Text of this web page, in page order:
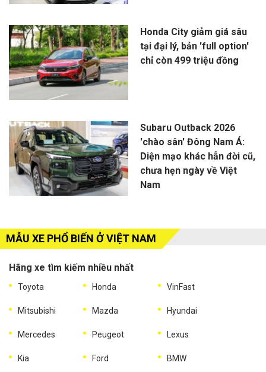
Honda City giảm giá sâu
tại đại lý, bản 'full option'
chỉ còn 499 triệu đồng
Subaru Outback 2026
'chào sân' Đông Nam Á:
Diện mạo khác hẳn đời cũ,
chưa hẹn ngày về Việt
Nam
MẪU XE PHỔ BIẾN Ở VIỆT NAM
Hãng xe tìm kiếm nhiều nhất
Toyota Honda VinFast
Mitsubishi Mazda Hyundai
Mercedes Peugeot Lexus
Kia Ford BMW